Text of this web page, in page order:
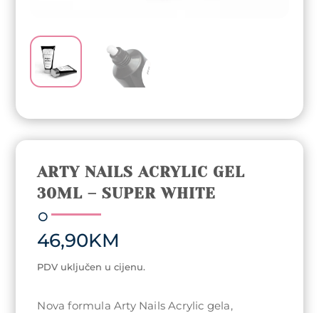
ARTY NAILS ACRYLIC GEL
30ML – SUPER WHITE
46,90KM
PDV uključen u cijenu.
Nova formula Arty Nails Acrylic gela,